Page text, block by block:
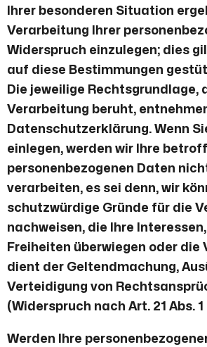
Ihrer besonderen Situation
Verarbeitung Ihrer
Widerspruch einzulegen; dies
auf diese Bestimmungen
Die jeweilige Rechtsgrundlage,
Verarbeitung beruht,
Datenschutzerklärung. Wenn
einlegen, werden wir Ihre
personenbezogenen Daten
verarbeiten, es sei denn, wir
schutzwürdige Gründe für die
nachweisen, die Ihre
Freiheiten überwiegen oder die
dient der Geltendmachung,
Verteidigung von
(Widerspruch nach Art. 21 Abs. 1
Werden Ihre